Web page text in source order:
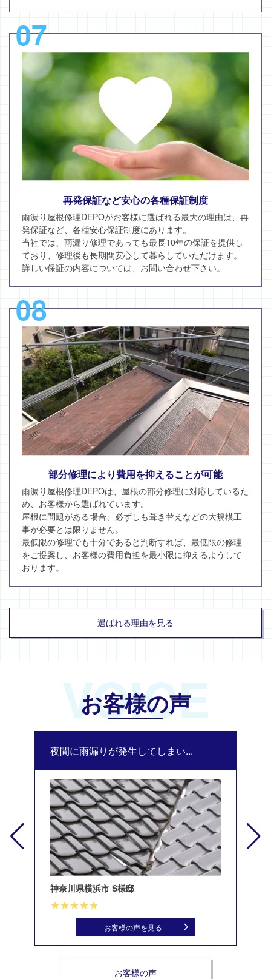
07
再発保証など安心の各種保証制度
雨漏り屋根修理DEPOがお客様に選ばれる最大の理由は、再
発保証など、各種安心保証制度にあります。
当社では、雨漏り修理であっても最長10年の保証を提供し
ており、修理後も長期間安心して暮らしていただけます。
詳しい保証の内容については、お問い合わせ下さい。
08
部分修理により費用を抑えることが可能
雨漏り屋根修理DEPOは、屋根の部分修理に対応しているた
め、お客様から選ばれています。
屋根に問題がある場合、必ずしも葺き替えなどの大規模工
事が必要とは限りません。
最低限の修理でも十分であると判断すれば、最低限の修理
をご提案し、お客様の費用負担を最小限に抑えるようして
おります。
選ばれる理由を見る
VOICE
お客様の声
夜間に雨漏りが発生してしまい...
神奈川県横浜市 S様邸
お客様の声を見る
お客様の声